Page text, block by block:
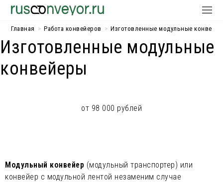
Главная > Работа конвейеров > Изготовленные модульные
Изготовленные модульные
конвейеры
от 98 000 рублей
Модульный конвейер (модульный транспортер) или
конвейер с модульной лентой незаменим случае